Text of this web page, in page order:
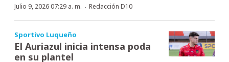
Julio 9, 2026 07:29 a. m. · Redacción D10
Sportivo Luqueño
El Auriazul inicia intensa poda
en su plantel